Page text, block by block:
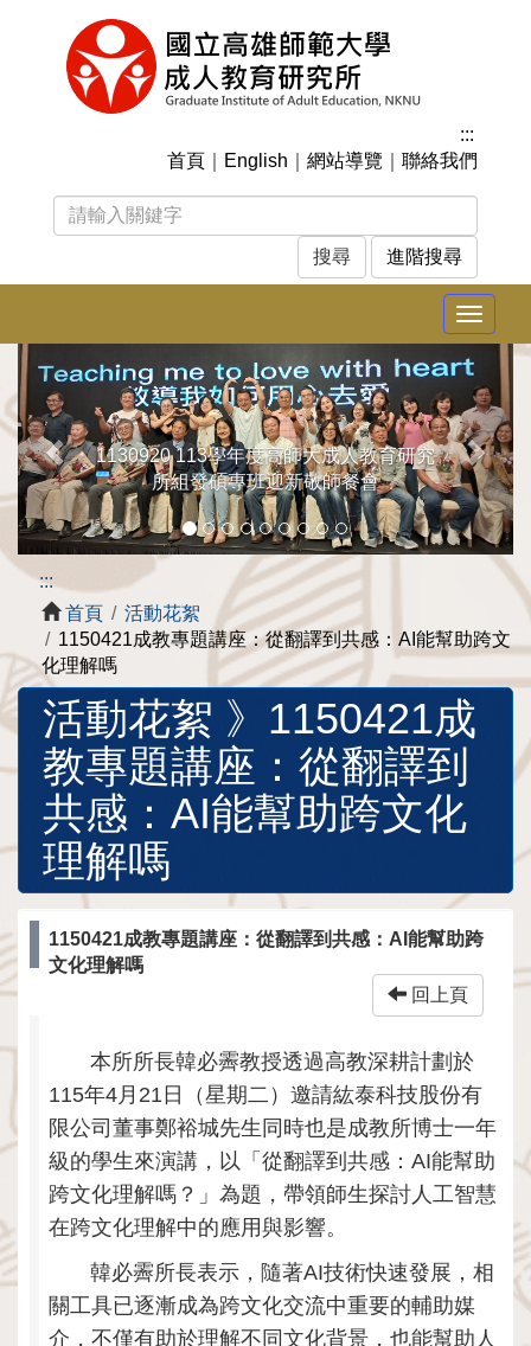
:::
首頁
English 網站導覽 聯絡我們
進階搜尋
Toggle
1130920 113學年度高師大成人教育研究
所組發碩專班迎新敬師餐會
上
一
張
下
一
張
:::
首頁
活動花絮
1150421成教專題講座：從翻譯到共感：AI能幫助跨文
化理解嗎
活動花絮 》 1150421成
教專題講座：從翻譯到
共感：AI能幫助跨文化
理解嗎
1150421成教專題講座：從翻譯到共感：AI能幫助跨
文化理解嗎
回上頁
本所所長韓必霽教授透過高教深耕計劃於
115年4月21日（星期二）邀請紘泰科技股份有
限公司董事鄭裕城先生同時也是成教所博士一年
級的學生來演講，以「從翻譯到共感：AI能幫助
跨文化理解嗎？」為題，帶領師生探討人工智慧
在跨文化理解中的應用與影響。
韓必霽所長表示，隨著AI技術快速發展，相
關工具已逐漸成為跨文化交流中重要的輔助媒
介，不僅有助於理解不同文化背景，也能幫助人